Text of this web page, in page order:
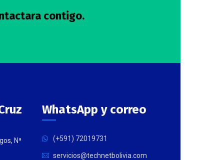
contigo.
Nª
WhatsApp y correo
(+591) 72019731
servicios@technetbolivia.com